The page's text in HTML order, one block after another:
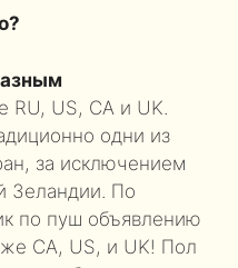
RU, US, CA и UK.
одни из
за исключением
Зеландии. По
по пуш объявлению
CA, US, и UK! Пол